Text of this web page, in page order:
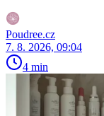
Poudree.cz
7. 8. 2026, 09:04
4 min